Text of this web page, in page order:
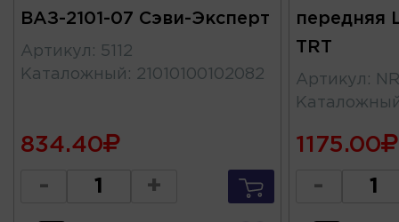
ВАЗ-2101-07 Сэви-Эксперт
Артикул : 5112
Каталожный : 21010100102082
834.40
- +
передняя
TRT
Артикул :
1175.00
-